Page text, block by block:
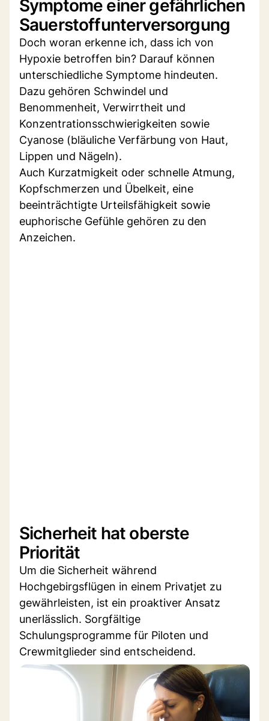
Symptome einer gefährlichen
Sauerstoffunterversorgung
Doch woran erkenne ich, dass ich von
Hypoxie betroffen bin? Darauf können
unterschiedliche Symptome hindeuten.
Dazu gehören Schwindel und
Benommenheit, Verwirrtheit und
Konzentrationsschwierigkeiten sowie
Cyanose (bläuliche Verfärbung von Haut,
Lippen und Nägeln).
Auch Kurzatmigkeit oder schnelle Atmung,
Kopfschmerzen und Übelkeit, eine
beeinträchtigte Urteilsfähigkeit sowie
euphorische Gefühle gehören zu den
Anzeichen.
Sicherheit hat oberste
Priorität
Um die Sicherheit während
Hochgebirgsflügen in einem Privatjet zu
gewährleisten, ist ein proaktiver Ansatz
unerlässlich. Sorgfältige
Schulungsprogramme für Piloten und
Crewmitglieder sind entscheidend.